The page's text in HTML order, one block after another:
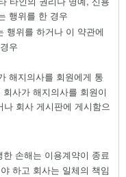
행위를 한 경우
행위를 하거나 이 약관에
우
해지의사를 회원에게 통
회사가 해지의사를 회원이
회사 게시판에 게시함으
손해는 이용계약이 종료
하고 회사는 일체의 책임